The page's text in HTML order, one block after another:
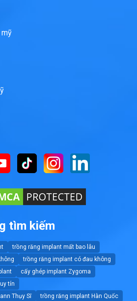
tìm kiếm
trồng răng implant mất bao lâu
trồng răng implant có đau không
cấy ghép implant Zygoma
tín
Thụy Sĩ
trồng răng implant Hàn Quốc